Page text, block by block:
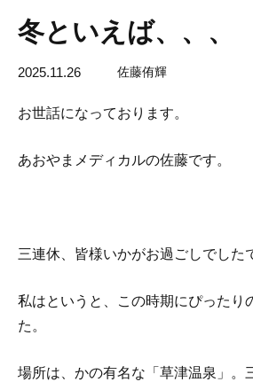
冬といえば、、、
2025.11.26 佐藤侑輝
お世話になっております。
あおやまメディカルの佐藤です。
三連休、皆様いかがお過ごしでした
私はというと、この時期にぴったり
た。
場所は、かの有名な「草津温泉」。